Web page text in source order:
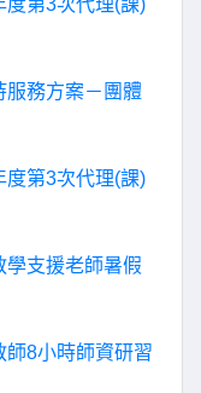
度第3次代理(課)
服務方案－團體
度第3次代理(課)
學支援老師暑假
師8小時師資研習